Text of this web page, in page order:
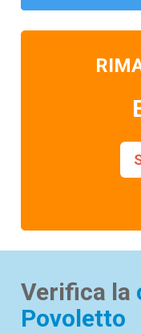
Verifica la
Povoletto